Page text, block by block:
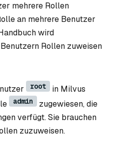
mehrere Rollen
an mehrere Benutzer
wird
Rollen zuweisen
root
in Milvus
admin
zugewiesen, die
verfügt. Sie brauchen
zuzuweisen.